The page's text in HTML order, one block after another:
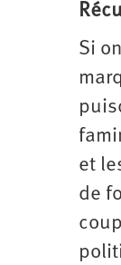
Si
et
de